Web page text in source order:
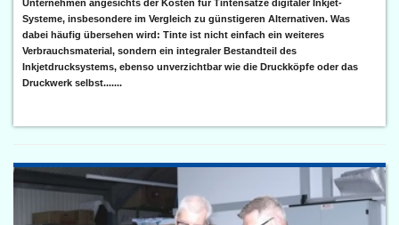
Unternehmen angesichts der Kosten für Tintensätze digitaler Inkjet-
Systeme, insbesondere im Vergleich zu günstigeren Alternativen. Was
dabei häufig übersehen wird: Tinte ist nicht einfach ein weiteres
Verbrauchsmaterial, sondern ein integraler Bestandteil des
Inkjetdrucksystems, ebenso unverzichtbar wie die Druckköpfe oder das
Druckwerk selbst.......